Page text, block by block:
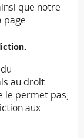
que notre
page
au droit
le permet pas,
aux